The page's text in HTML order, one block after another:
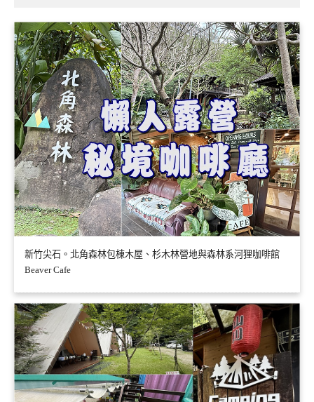
新竹尖石。北角森林包棟木屋、杉木林營地與森林系河狸咖啡館
Beaver Cafe